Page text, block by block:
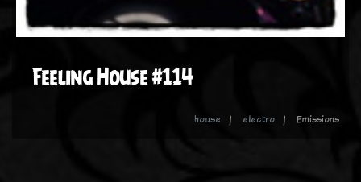
Feeling House #114
house electro Emissions